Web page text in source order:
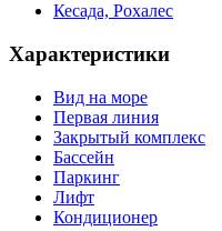
Кесада, Рохалес
Характеристики
Вид на море
Первая линия
Закрытый комплекс
Бассейн
Паркинг
Лифт
Кондиционер